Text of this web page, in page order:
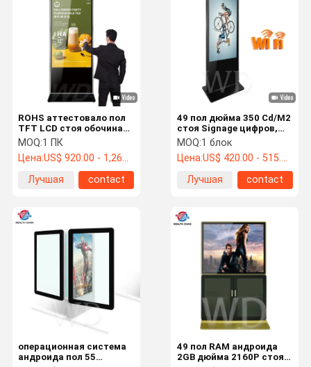
Дом
Путешестви
49 пол дюйма 350 Cd/M2
стоя Signage цифров,
стоит самостоятельно
Signage цифров
MOQ:1 блок
Цена:US$ 420.00 - 515.00 /pc
Лучшая
contact
ROHS аттестовало пол
TFT LCD стоя обочина
Signage цифров
MOQ:1 ПК
Цена:US$ 920.00 - 1,260.00 /pc
Лучшая
contact
49 пол RAM андроида
2GB дюйма 2160P стоя
операционная система
андроида пол 55